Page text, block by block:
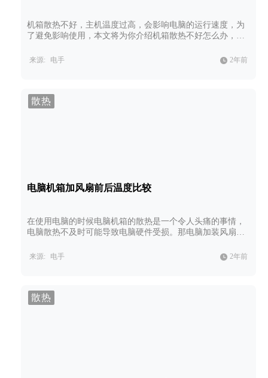
机箱散热不好，主机温度过高，会影响电脑的运行速度，为
了避免影响使用，本文将为你介绍机箱散热不好怎么办，帮
来源: 电手 2年前
散热
电脑机箱加风扇前后温度比较
在使用电脑的时候电脑机箱的散热是一个令人头痛的事情，
电脑散热不及时可能导致电脑硬件受损。那电脑加装风扇能
较告诉你。
来源: 电手 2年前
散热